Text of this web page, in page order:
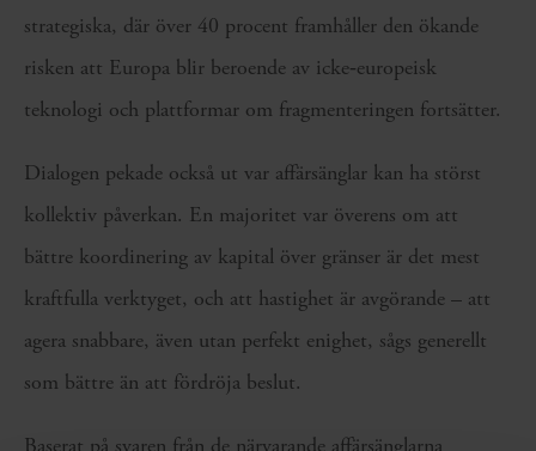
strategiska, där över 40 procent framhåller den ökande
risken att Europa blir beroende av icke‑europeisk
teknologi och plattformar om fragmenteringen fortsätter.
Dialogen pekade också ut var affärsänglar kan ha störst
kollektiv påverkan. En majoritet var överens om att
bättre koordinering av kapital över gränser är det mest
kraftfulla verktyget, och att hastighet är avgörande – att
agera snabbare, även utan perfekt enighet, sågs generellt
som bättre än att fördröja beslut.